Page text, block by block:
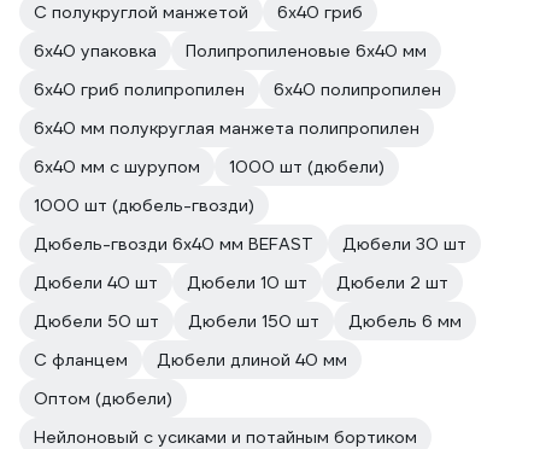
С полукруглой манжетой
6х40 гриб
6х40 упаковка
Полипропиленовые 6х40 мм
6х40 гриб полипропилен
6х40 полипропилен
6x40 мм полукруглая манжета полипропилен
6х40 мм с шурупом
1000 шт (дюбели)
1000 шт (дюбель-гвозди)
Дюбель-гвозди 6х40 мм BEFAST
Дюбели 30 шт
Дюбели 40 шт
Дюбели 10 шт
Дюбели 2 шт
Дюбели 50 шт
Дюбели 150 шт
Дюбель 6 мм
С фланцем
Дюбели длиной 40 мм
Оптом (дюбели)
Нейлоновый с усиками и потайным бортиком